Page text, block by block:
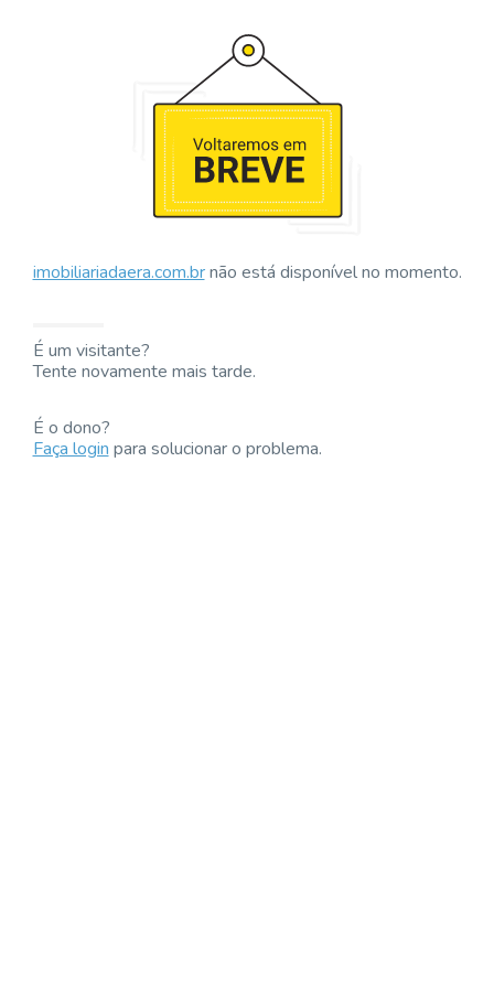
imobiliariadaera.com.brnão está disponível no momento.
É um visitante?
Tente novamente mais tarde.
É o dono?
Faça loginpara solucionar o problema.